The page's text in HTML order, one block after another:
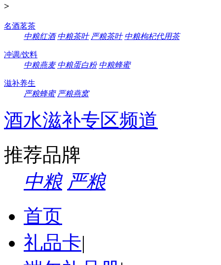
>
名酒茗茶
中粮红酒 中粮茶叶 严粮茶叶 中粮枸杞代用茶
冲调/饮料
中粮燕麦 中粮蛋白粉 中粮蜂蜜
滋补养生
严粮蜂蜜 严粮燕窝
酒水滋补专区频道
推荐品牌
中粮 严粮
首页
礼品卡|